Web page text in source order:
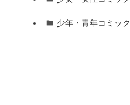
少年・青年コミック